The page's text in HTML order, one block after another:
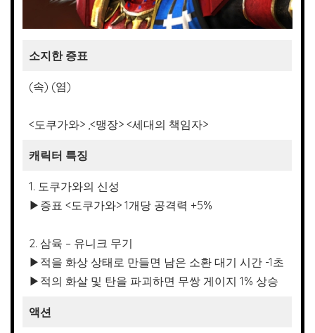
소지한 증표
(속) (염)
<도쿠가와> ,<맹장> <세대의 책임자>
캐릭터 특징
1. 도쿠가와의 신성
▶증표 <도쿠가와> 1개당 공격력 +5%
2. 삼육 – 유니크 무기
▶적을 화상 상태로 만들면 남은 소환 대기 시간 -1초
▶적의 화살 및 탄을 파괴하면 무쌍 게이지 1% 상승
액션